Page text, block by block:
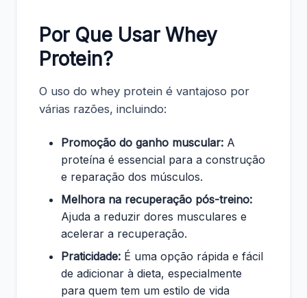
Por Que Usar Whey
Protein?
O uso do whey protein é vantajoso por
várias razões, incluindo:
Promoção do ganho muscular: A
proteína é essencial para a construção
e reparação dos músculos.
Melhora na recuperação pós-treino:
Ajuda a reduzir dores musculares e
acelerar a recuperação.
Praticidade: É uma opção rápida e fácil
de adicionar à dieta, especialmente
para quem tem um estilo de vida